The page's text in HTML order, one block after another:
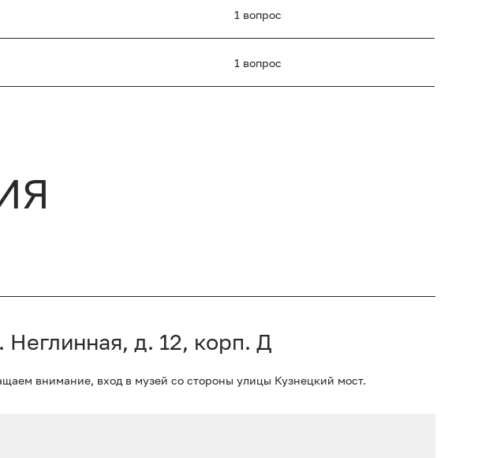
1 вопрос
1 вопрос
Неглинная, д. 12, корп. Д
внимание, вход в музей со стороны улицы Кузнецкий мост.